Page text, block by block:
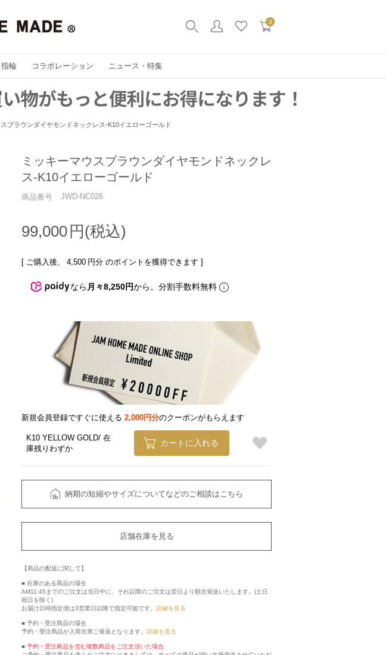
0
輪 コラボレーション ニュース・特集
スブラウンダイヤモンドネックレス-K10イエローゴールド
ミッキーマウスブラウンダイヤモンドネックレ
ス-K10イエローゴールド
商品番号 JWD-NC026
99,000
[ ご購入後、 4,500 円分 のポイントを獲得できます ]
なら 月々8,250円から。分割手数料無料
新規会員登録ですぐに使える 2,000円分のクーポンがもらえます
K10 YELLOW GOLD 在
庫残りわずか
カートに入れる
納期の短縮やサイズについてなどのご相談はこちら
店舗在庫を見る
【商品の配送に関して】
■ 在庫のある商品の場合
AM11:45までのご注文は当日中に、それ以降のご注文は翌日より順次発送いたします。(土日
祝日を除く)
お届け日時指定便は3営業日以降で指定可能です。 詳細を見る
■ 予約・受注商品の場合
予約・受注商品が入荷次第ご発送となります。 詳細を見る
■ 予約・受注商品を含む複数商品をご注文頂いた場合